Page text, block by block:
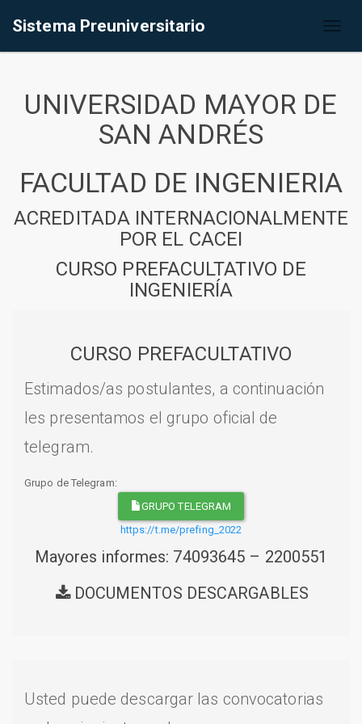
Sistema Preuniversitario
UNIVERSIDAD MAYOR DE
SAN ANDRÉS
FACULTAD DE INGENIERIA
ACREDITADA INTERNACIONALMENTE
POR EL CACEI
CURSO PREFACULTATIVO DE
INGENIERÍA
CURSO PREFACULTATIVO
Estimados/as postulantes, a continuación
les presentamos el grupo oficial de
telegram.
Grupo de Telegram:
GRUPO TELEGRAM
https://t.me/prefing_2022
Mayores informes: 74093645 – 2200551
DOCUMENTOS DESCARGABLES
Usted puede descargar las convocatorias